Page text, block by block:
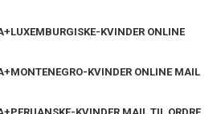
KVINDER ONLINE
KVINDER ONLINE MAIL
KVINDER MAIL TIL ORDRE